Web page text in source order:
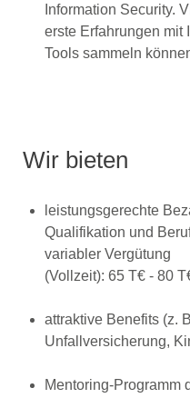
Information Security.
erste Erfahrungen mit
Tools sammeln
Wir bieten
leistungsgerechte
Qualifikation und
variabler Vergütung
(Vollzeit): 65 T€ - 80
attraktive Benefits (z.
Unfallversicherung,
Mentoring-Programm